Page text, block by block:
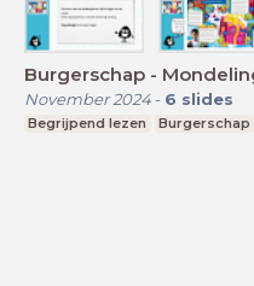
Burgerschap -
November 2024- 6 slides
Begrijpend lezen Burgerschap